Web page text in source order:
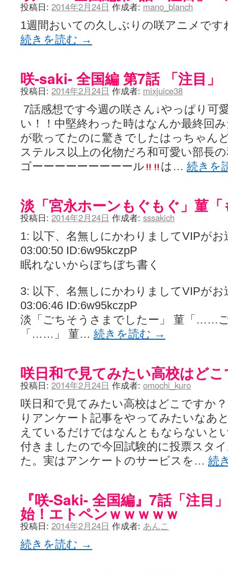
投稿日: 2014年2月24日 作成者: mano_blanch
1週間おいての久しぶりの咲アニメです
続きを読む →
咲-saki- 全国編 第7話 「注目」
投稿日: 2014年2月24日 作成者: mixjuice38
7話感想です今週の咲さん↓やっぱり可
い！！中堅終わった時はなんか最終回
が歌ってたのに驚きでしたはっちゃん
ステルス以上の化物だろ和可愛い部長
ゴーーーーーーーーール
は… 続きを
淡「宮永ホーンもぐもぐ」菫
投稿日: 2014年2月24日 作成者: sssakich
1: 以下、名無しにかわりましてVIPがお
03:00:50 ID:6w95kczpP
眠れないからぼちぼち書く
3: 以下、名無しにかわりましてVIPがお
03:06:46 ID:6w95kczpP
淡「ごちそうさまでしたー」 菫「……
「……」 菫… 続きを読む →
咲日和で見てみたい高校はど
投稿日: 2014年2月24日 作成者: omochi_kuro
咲日和で見てみたい高校はどこですか
りアンケート記事をやってみたいなあ
えているだけではなんともならないと
付きましたので今回試験的に投票スタ
た。実はアンケートのサービスを… 続
『咲-Saki- 全国編』7話「注目
始！エトペンｗｗｗｗｗ
投稿日: 2014年2月24日 作成者: あんこ
続きを読む →